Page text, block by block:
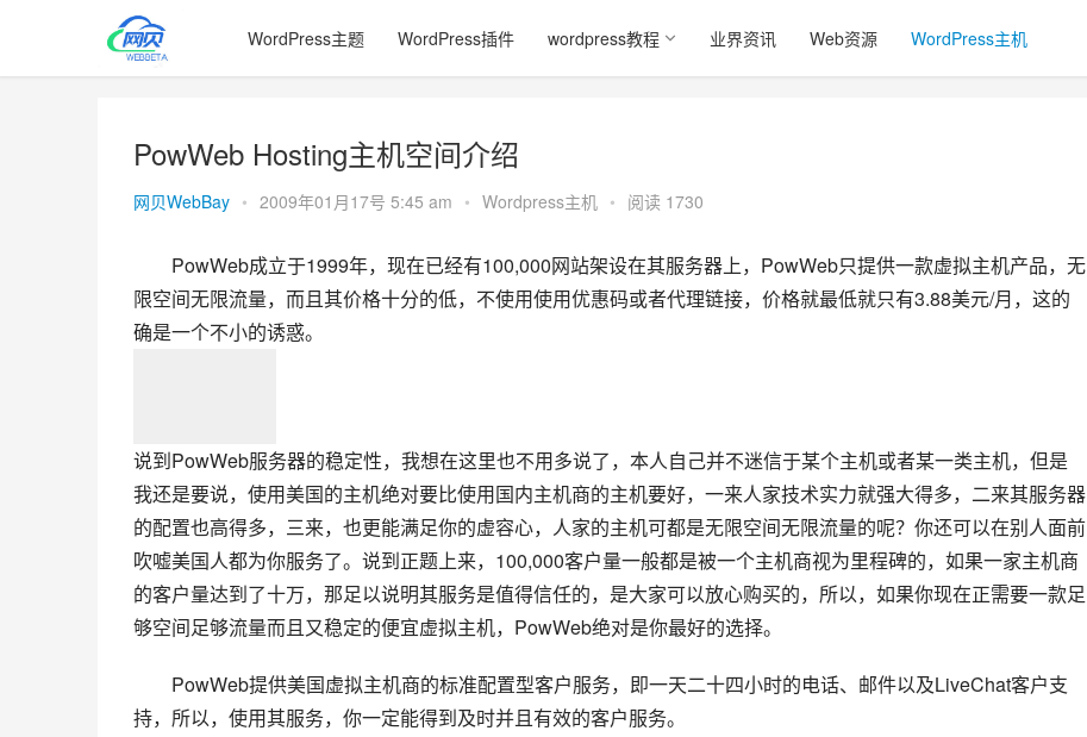
WordPress主题 WordPress插件 wordpress教程 业界资讯 Web资源 WordPress主机
PowWeb Hosting主机空间介绍
网贝WebBay • 2009年01月17号 5:45 am • Wordpress主机 • 阅读 1730
PowWeb成立于1999年，现在已经有100,000网站架设在其服务器上，PowWeb只提供一款虚拟主机产品，无
限空间无限流量，而且其价格十分的低，不使用使用优惠码或者代理链接，价格就最低就只有3.88美元/月，这的
确是一个不小的诱惑。
说到PowWeb服务器的稳定性，我想在这里也不用多说了，本人自己并不迷信于某个主机或者某一类主机，但是
我还是要说，使用美国的主机绝对要比使用国内主机商的主机要好，一来人家技术实力就强大得多，二来其服务器
的配置也高得多，三来，也更能满足你的虚容心，人家的主机可都是无限空间无限流量的呢？你还可以在别人面前
吹嘘美国人都为你服务了。说到正题上来，100,000客户量一般都是被一个主机商视为里程碑的，如果一家主机商
的客户量达到了十万，那足以说明其服务是值得信任的，是大家可以放心购买的，所以，如果你现在正需要一款足
够空间足够流量而且又稳定的便宜虚拟主机，PowWeb绝对是你最好的选择。
PowWeb提供美国虚拟主机商的标准配置型客户服务，即一天二十四小时的电话、邮件以及LiveChat客户支
持，所以，使用其服务，你一定能得到及时并且有效的客户服务。